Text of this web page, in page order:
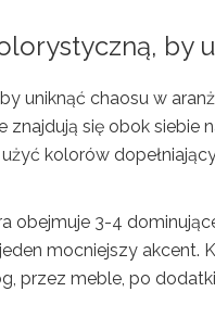
by
uniknąć chaosu w
się obok siebie
kolorów
obejmuje 3-4
mocniejszy akcent.
przez meble, po